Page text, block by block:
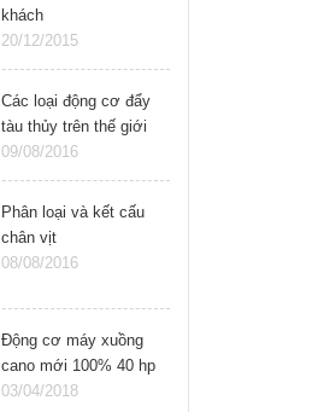
khách
20/12/2015
Các loại động cơ đẩy
tàu thủy trên thế giới
09/08/2016
Phân loại và kết cấu
chân vịt
08/08/2016
Động cơ máy xuồng
cano mới 100% 40 hp
Yamaha 2 thì
03/04/2018